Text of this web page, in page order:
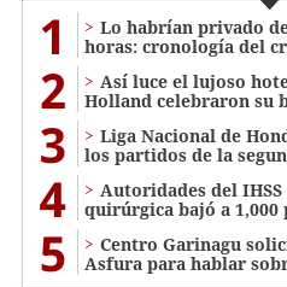
1
Lo habrían privado
horas: cronología del
2
Así luce el lujoso
Holland celebraron su
3
Liga Nacional de
los partidos de la
4
Autoridades del
quirúrgica bajó a 1,000
5
Centro Garinagu
Asfura para hablar